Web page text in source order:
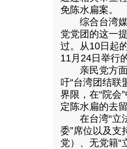
免陈水扁案。
综合台湾媒
党党团的这一
过。 从10日起
11月24日举行
亲民党方面
吁“台湾团结联
界限，在“院会
定陈水扁的去留
在台湾“立法
委”席位以及支
党）、无党籍“